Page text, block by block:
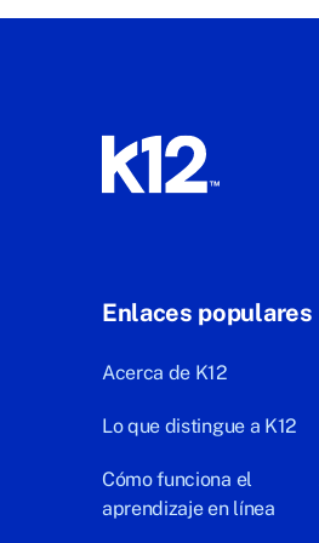
Enlaces populares
Acerca de K12
Lo que distingue a K12
Cómo funciona el
aprendizaje en línea